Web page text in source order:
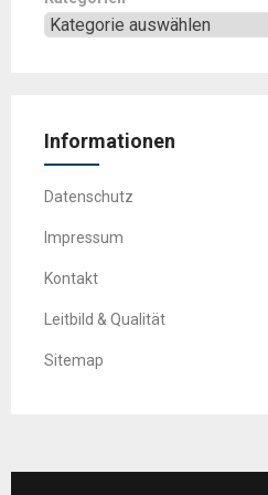
Informationen
Datenschutz
Impressum
Kontakt
Leitbild & Qualität
Sitemap